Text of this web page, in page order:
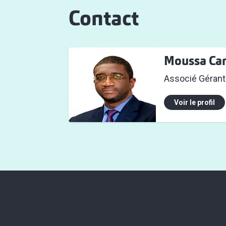
Contact
Moussa
Associé Gérant
Voir le profil